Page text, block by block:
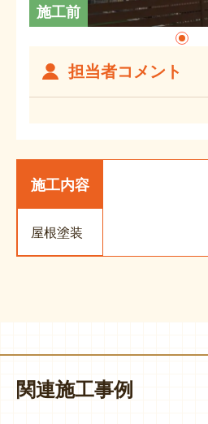
施工前
担当者コメント
施工内容
屋根塗装
関連施工事例